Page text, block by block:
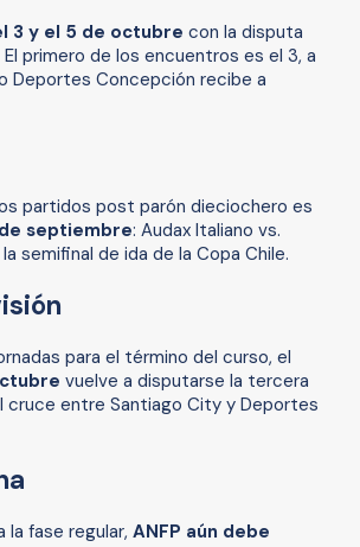
3 y el 5 de octubre con la disputa
El primero de los encuentros es el 3, a
Deportes Concepción recibe a
partidos post parón dieciochero es
septiembre: Audax Italiano vs.
semifinal de ida de la Copa Chile.
para el término del curso, el
vuelve a disputarse la tercera
cruce entre Santiago City y Deportes
la fase regular, ANFP aún debe